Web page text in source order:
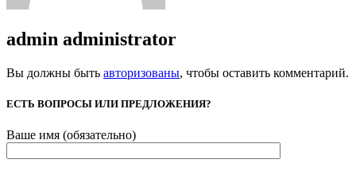
admin administrator
Вы должны быть авторизованы, чтобы оставить комментарий.
ЕСТЬ ВОПРОСЫ ИЛИ ПРЕДЛОЖЕНИЯ?
Ваше имя (обязательно)